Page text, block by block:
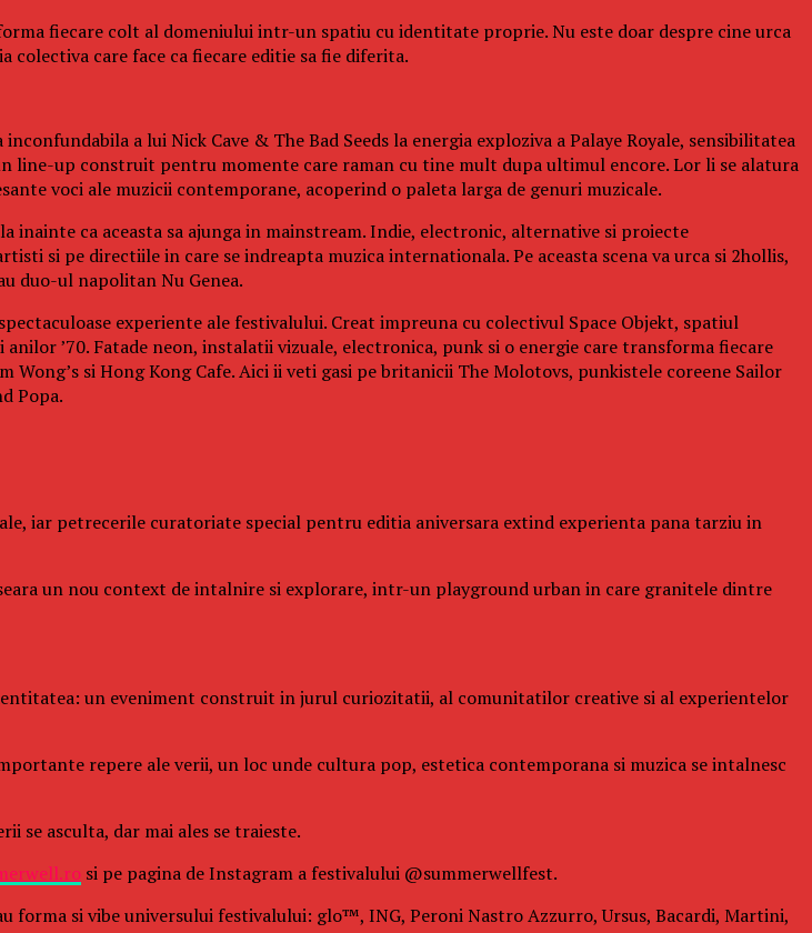
fiecare colt al domeniului intr-un spatiu cu identitate proprie. Nu este doar despre cine urca
care face ca fiecare editie sa fie diferita.
a lui Nick Cave & The Bad Seeds la energia exploziva a Palaye Royale, sensibilitatea
line-up construit pentru momente care raman cu tine mult dupa ultimul encore. Lor li se alatura
voci ale muzicii contemporane, acoperind o paleta larga de genuri muzicale.
inainte ca aceasta sa ajunga in mainstream. Indie, electronic, alternative si proiecte
si pe directiile in care se indreapta muzica internationala. Pe aceasta scena va urca si 2hollis,
duo-ul napolitan Nu Genea.
experiente ale festivalului. Creat impreuna cu colectivul Space Objekt, spatiul
’70. Fatade neon, instalatii vizuale, electronica, punk si o energie care transforma fiecare
si Hong Kong Cafe. Aici ii veti gasi pe britanicii The Molotovs, punkistele coreene Sailor
Popa.
iar petrecerile curatoriate special pentru editia aniversara extind experienta pana tarziu in
un nou context de intalnire si explorare, intr-un playground urban in care granitele dintre
un eveniment construit in jurul curiozitatii, al comunitatilor creative si al experientelor
repere ale verii, un loc unde cultura pop, estetica contemporana si muzica se intalnesc
se asculta, dar mai ales se traieste.
si pe pagina de Instagram a festivalului @summerwellfest.
forma si vibe universului festivalului: glo™, ING, Peroni Nastro Azzurro, Ursus, Bacardi, Martini,